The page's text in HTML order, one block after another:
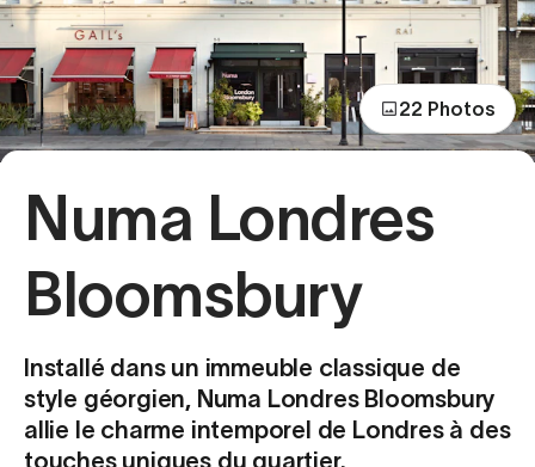
22 Photos
Numa Londres
Bloomsbury
Installé dans un immeuble classique de
style géorgien, Numa Londres Bloomsbury
allie le charme intemporel de Londres à des
touches uniques du quartier.